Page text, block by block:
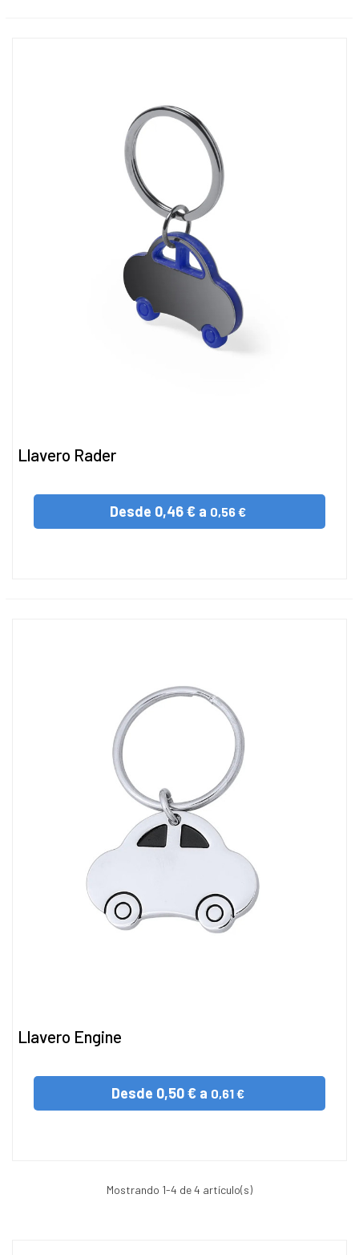
Llavero Rader
Desde 0,46 € a 0,56 €
Llavero Engine
Desde 0,50 € a 0,61 €
Mostrando 1-4 de 4 artículo(s)